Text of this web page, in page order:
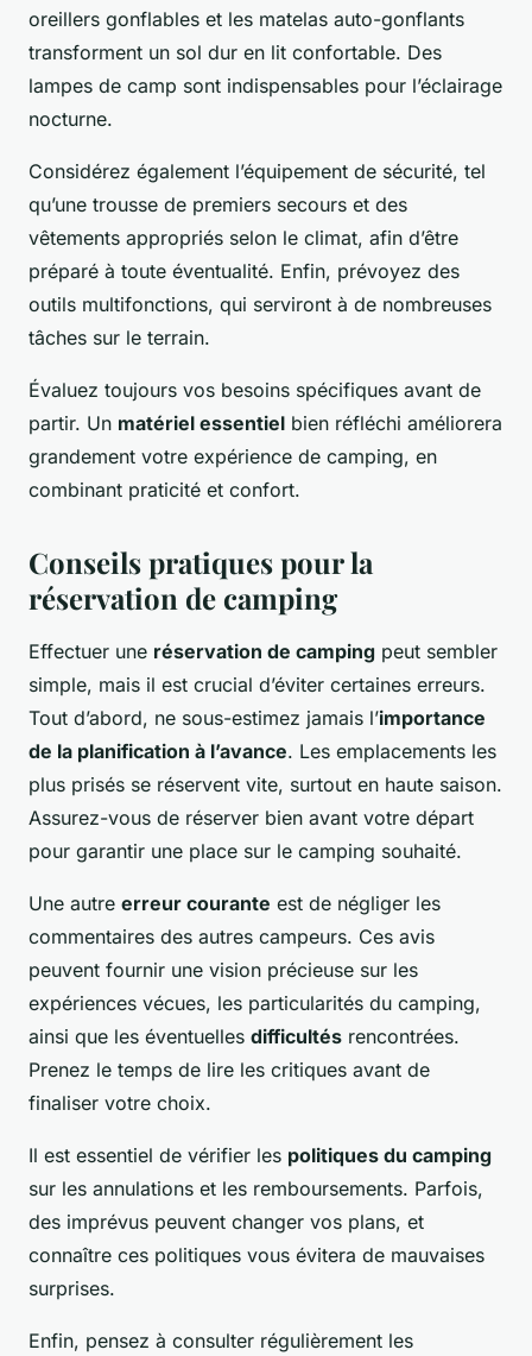
oreillers gonflables et les matelas auto-gonflants
transforment un sol dur en lit confortable. Des
lampes de camp sont indispensables pour l’éclairage
nocturne.
Considérez également l’équipement de sécurité, tel
qu’une trousse de premiers secours et des
vêtements appropriés selon le climat, afin d’être
préparé à toute éventualité. Enfin, prévoyez des
outils multifonctions, qui serviront à de nombreuses
tâches sur le terrain.
Évaluez toujours vos besoins spécifiques avant de
partir. Un matériel essentiel bien réfléchi améliorera
grandement votre expérience de camping, en
combinant praticité et confort.
Conseils pratiques pour la
réservation de camping
Effectuer une réservation de camping peut sembler
simple, mais il est crucial d’éviter certaines erreurs.
Tout d’abord, ne sous-estimez jamais l’importance
de la planification à l’avance. Les emplacements les
plus prisés se réservent vite, surtout en haute saison.
Assurez-vous de réserver bien avant votre départ
pour garantir une place sur le camping souhaité.
Une autre erreur courante est de négliger les
commentaires des autres campeurs. Ces avis
peuvent fournir une vision précieuse sur les
expériences vécues, les particularités du camping,
ainsi que les éventuelles difficultés rencontrées.
Prenez le temps de lire les critiques avant de
finaliser votre choix.
Il est essentiel de vérifier les politiques du camping
sur les annulations et les remboursements. Parfois,
des imprévus peuvent changer vos plans, et
connaître ces politiques vous évitera de mauvaises
surprises.
Enfin, pensez à consulter régulièrement les